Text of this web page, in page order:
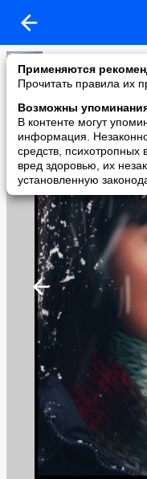
Применяются
Прочитать правила их
Возможны
В контенте могут
информация.
средств, психотропных
вред здоровью, их
установленную
Jimmy19111966
added a photo
21 Nov в 11:34